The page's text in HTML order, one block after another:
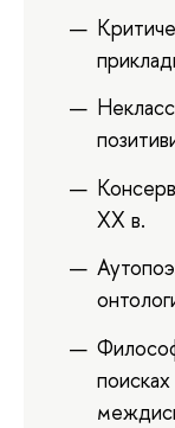
ХХ в.